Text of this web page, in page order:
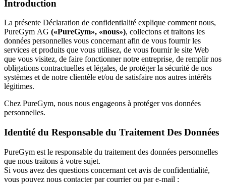
Introduction
La présente Déclaration de confidentialité explique comment nous,
PureGym AG («PureGym», «nous»), collectons et traitons les
données personnelles vous concernant afin de vous fournir les
services et produits que vous utilisez, de vous fournir le site Web
que vous visitez, de faire fonctionner notre entreprise, de remplir nos
obligations contractuelles et légales, de protéger la sécurité de nos
systèmes et de notre clientèle et/ou de satisfaire nos autres intérêts
légitimes.
Chez PureGym, nous nous engageons à protéger vos données
personnelles.
Identité du Responsable du Traitement Des Données
PureGym est le responsable du traitement des données personnelles
que nous traitons à votre sujet.
Si vous avez des questions concernant cet avis de confidentialité,
vous pouvez nous contacter par courrier ou par e-mail :